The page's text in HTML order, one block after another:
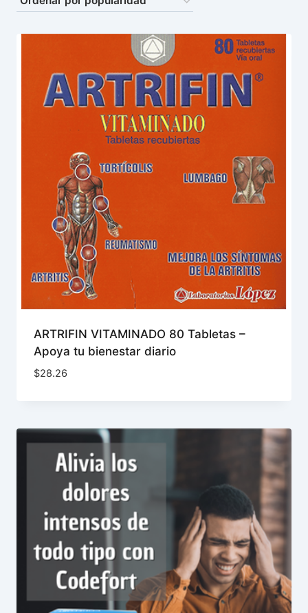
popularidad
ARTRIFIN VITAMINADO 80 Tabletas –
Apoya tu bienestar diario
$28.26